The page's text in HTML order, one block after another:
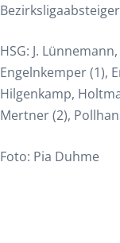
HSG: J.
Engelnkemper (1),
Hilgenkamp,
Mertner (2),
Foto: Pia Duhme